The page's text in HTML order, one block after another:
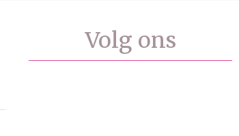
Volg ons